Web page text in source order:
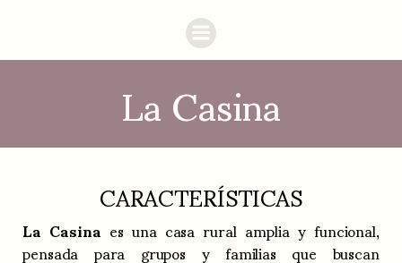
La Casina
CARACTERÍSTICAS
La Casina es una casa rural amplia y funcional,
pensada para grupos y familias que buscan